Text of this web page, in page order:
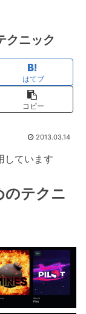
クニック
はてブ
コピー
2013.03.14
しています
のテクニ